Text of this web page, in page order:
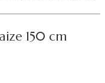
150 cm